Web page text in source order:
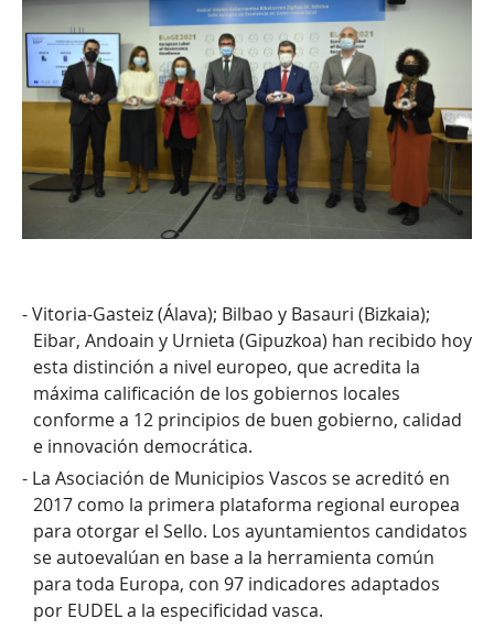
Qué
es
Municipios
participantes
Principios
Buenas
Prácticas
Vitoria-Gasteiz (Álava); Bilbao y Basauri (Bizkaia);
Eibar, Andoain y Urnieta (Gipuzkoa) han recibido hoy
esta distinción a nivel europeo, que acredita la
máxima calificación de los gobiernos locales
conforme a 12 principios de buen gobierno, calidad
e innovación democrática.
La Asociación de Municipios Vascos se acreditó en
2017 como la primera plataforma regional europea
para otorgar el Sello. Los ayuntamientos candidatos
se autoevalúan en base a la herramienta común
para toda Europa, con 97 indicadores adaptados
por EUDEL a la especificidad vasca.